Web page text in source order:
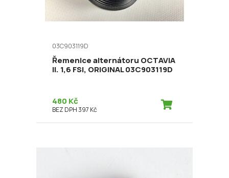
03C903119D
Řemenice alternátoru OCTAVIA
II. 1,6 FSI, ORIGINAL 03C903119D
480 Kč
BEZ DPH 397 Kč